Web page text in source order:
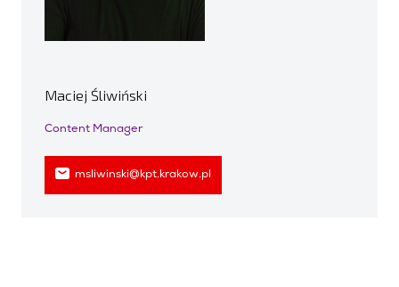
Maciej Śliwiński
Content Manager
msliwinski@kpt.krakow.pl